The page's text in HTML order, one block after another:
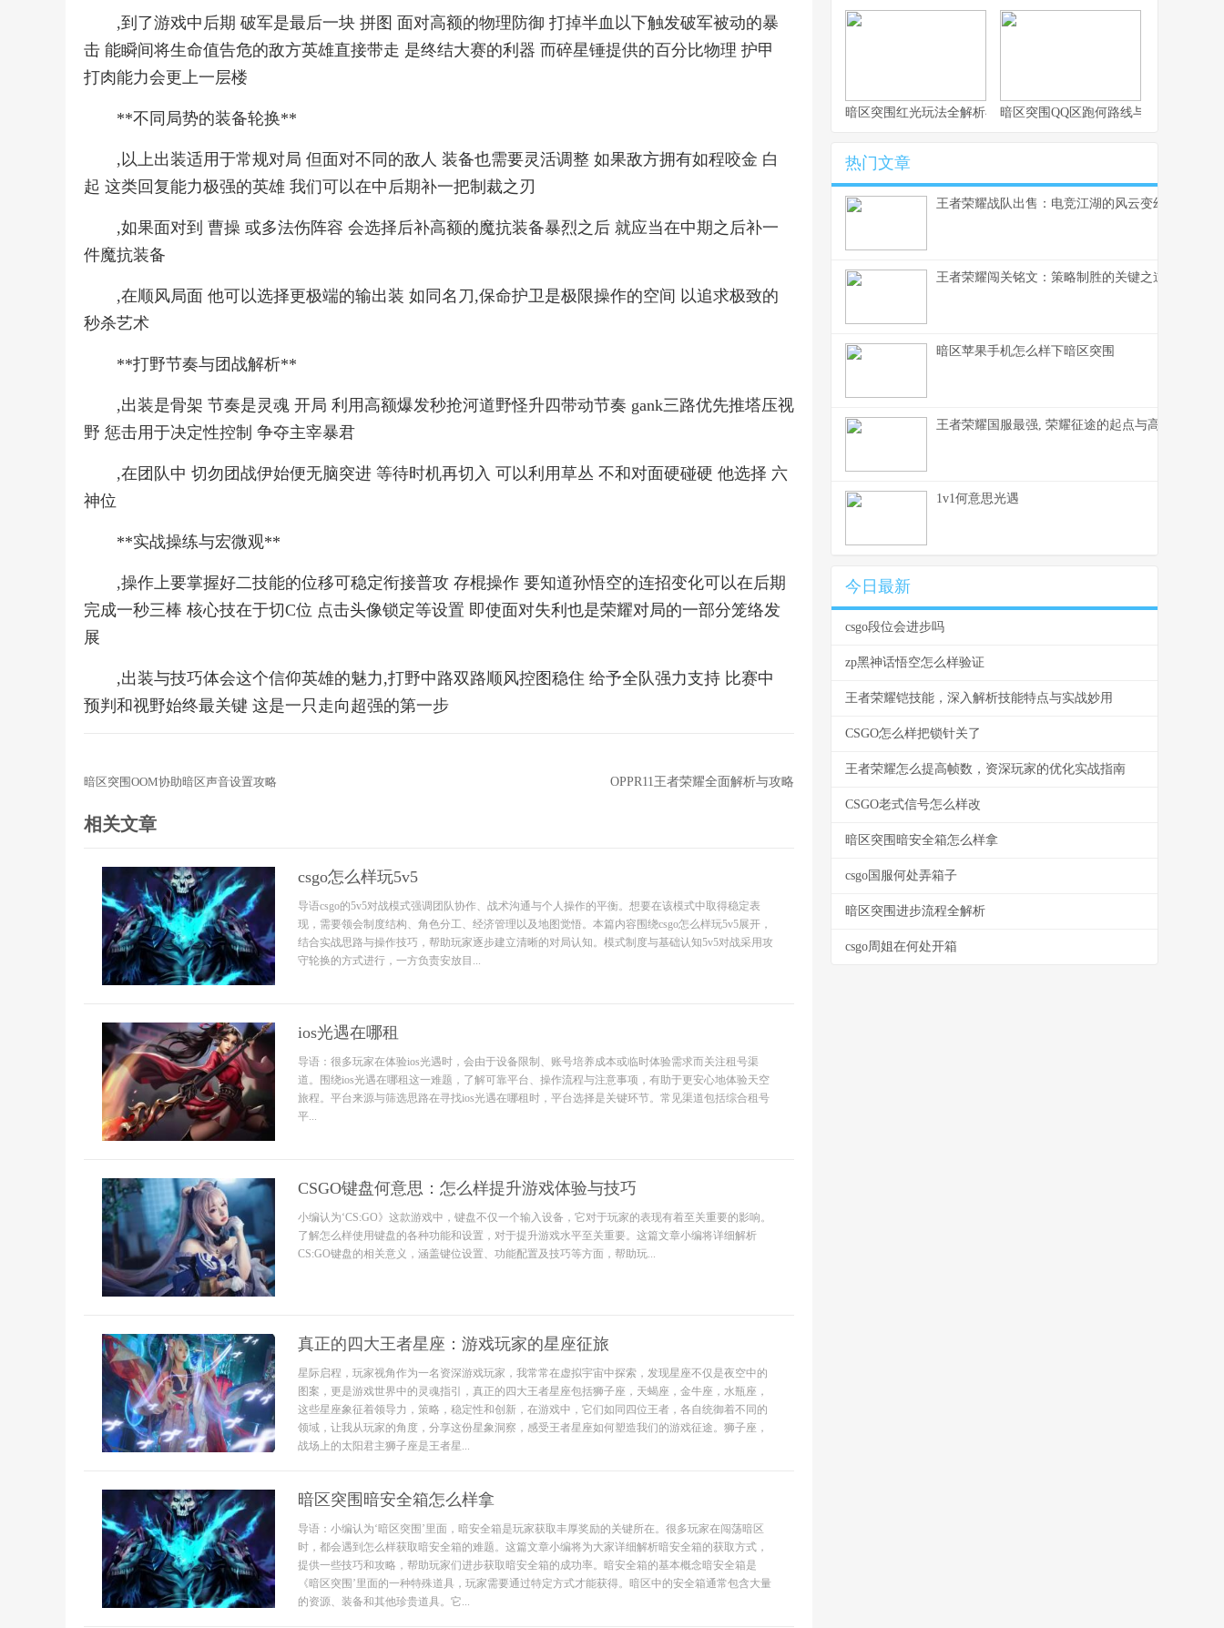
,到了游戏中后期 破军是最后一块 拼图 面对高额的物理防御 打掉半血以下触发破军被动的暴
击 能瞬间将生命值告危的敌方英雄直接带走 是终结大赛的利器 而碎星锤提供的百分比物理 护甲
打肉能力会更上一层楼
**不同局势的装备轮换**
,以上出装适用于常规对局 但面对不同的敌人 装备也需要灵活调整 如果敌方拥有如程咬金 白
起 这类回复能力极强的英雄 我们可以在中后期补一把制裁之刃
,如果面对到 曹操 或多法伤阵容 会选择后补高额的魔抗装备暴烈之后 就应当在中期之后补一
件魔抗装备
,在顺风局面 他可以选择更极端的输出装 如同名刀,保命护卫是极限操作的空间 以追求极致的
秒杀艺术
**打野节奏与团战解析**
,出装是骨架 节奏是灵魂 开局 利用高额爆发秒抢河道野怪升四带动节奏 gank三路优先推塔压视
野 惩击用于决定性控制 争夺主宰暴君
,在团队中 切勿团战伊始便无脑突进 等待时机再切入 可以利用草丛 不和对面硬碰硬 他选择 六
神位
**实战操练与宏微观**
,操作上要掌握好二技能的位移可稳定衔接普攻 存棍操作 要知道孙悟空的连招变化可以在后期
完成一秒三棒 核心技在于切C位 点击头像锁定等设置 即使面对失利也是荣耀对局的一部分笼络发
展
,出装与技巧体会这个信仰英雄的魅力,打野中路双路顺风控图稳住 给予全队强力支持 比赛中
预判和视野始终最关键 这是一只走向超强的第一步
暗区突围OOM协助暗区声音设置攻略 OPPR11王者荣耀全面解析与攻略
相关文章
csgo怎么样玩5v5
导语csgo的5v5对战模式强调团队协作、战术沟通与个人操作的平衡。想要在该模式中取得稳定表
现，需要领会制度结构、角色分工、经济管理以及地图觉悟。本篇内容围绕csgo怎么样玩5v5展开，
结合实战思路与操作技巧，帮助玩家逐步建立清晰的对局认知。模式制度与基础认知5v5对战采用攻
守轮换的方式进行，一方负责安放目...
ios光遇在哪租
导语：很多玩家在体验ios光遇时，会由于设备限制、账号培养成本或临时体验需求而关注租号渠
道。围绕ios光遇在哪租这一难题，了解可靠平台、操作流程与注意事项，有助于更安心地体验天空
旅程。平台来源与筛选思路在寻找ios光遇在哪租时，平台选择是关键环节。常见渠道包括综合租号
平...
CSGO键盘何意思：怎么样提升游戏体验与技巧
小编认为‘CS:GO》这款游戏中，键盘不仅一个输入设备，它对于玩家的表现有着至关重要的影响。
了解怎么样使用键盘的各种功能和设置，对于提升游戏水平至关重要。这篇文章小编将详细解析
CS:GO键盘的相关意义，涵盖键位设置、功能配置及技巧等方面，帮助玩...
真正的四大王者星座：游戏玩家的星座征旅
星际启程，玩家视角作为一名资深游戏玩家，我常常在虚拟宇宙中探索，发现星座不仅是夜空中的
图案，更是游戏世界中的灵魂指引，真正的四大王者星座包括狮子座，天蝎座，金牛座，水瓶座，
这些星座象征着领导力，策略，稳定性和创新，在游戏中，它们如同四位王者，各自统御着不同的
领域，让我从玩家的角度，分享这份星象洞察，感受王者星座如何塑造我们的游戏征途。狮子座，
战场上的太阳君主狮子座是王者星...
暗区突围暗安全箱怎么样拿
导语：小编认为‘暗区突围’里面，暗安全箱是玩家获取丰厚奖励的关键所在。很多玩家在闯荡暗区
时，都会遇到怎么样获取暗安全箱的难题。这篇文章小编将为大家详细解析暗安全箱的获取方式，
提供一些技巧和攻略，帮助玩家们进步获取暗安全箱的成功率。暗安全箱的基本概念暗安全箱是
《暗区突围’里面的一种特殊道具，玩家需要通过特定方式才能获得。暗区中的安全箱通常包含大量
的资源、装备和其他珍贵道具。它...
暗区突围红光玩法全解析与实战思路暗区突围QQ区跑何路线与思路解析
热门文章
王者荣耀战队出售：电竞江湖的风云变幻，一个资
王者荣耀闯关铭文：策略制胜的关键之道
暗区苹果手机怎么样下暗区突围
王者荣耀国服最强, 荣耀征途的起点与高峰
1v1何意思光遇
今日最新
csgo段位会进步吗
zp黑神话悟空怎么样验证
王者荣耀铠技能，深入解析技能特点与实战妙用
CSGO怎么样把锁针关了
王者荣耀怎么提高帧数，资深玩家的优化实战指南
CSGO老式信号怎么样改
暗区突围暗安全箱怎么样拿
csgo国服何处弄箱子
暗区突围进步流程全解析
csgo周姐在何处开箱